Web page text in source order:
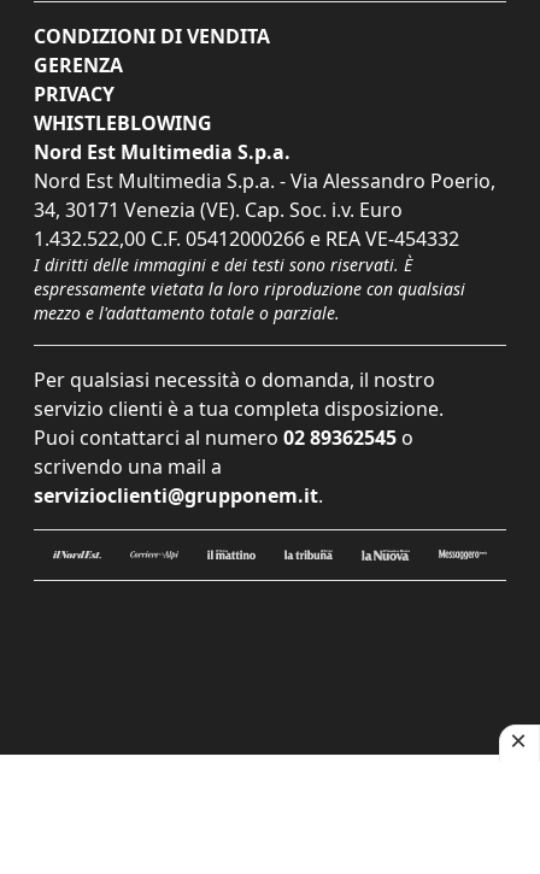
CONDIZIONI DI VENDITA
GERENZA
PRIVACY
WHISTLEBLOWING
Nord Est Multimedia S.p.a.
Nord Est Multimedia S.p.a. - Via Alessandro Poerio,
34, 30171 Venezia (VE). Cap. Soc. i.v. Euro
1.432.522,00 C.F. 05412000266 e REA VE-454332
I diritti delle immagini e dei testi sono riservati. È
espressamente vietata la loro riproduzione con qualsiasi
mezzo e l'adattamento totale o parziale.
Per qualsiasi necessità o domanda, il nostro
servizio clienti è a tua completa disposizione.
Puoi contattarci al numero 02 89362545 o
scrivendo una mail a
servizioclienti@grupponem.it.